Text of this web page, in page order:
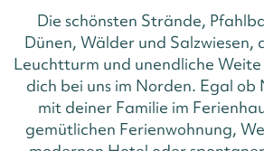
Die schönsten Strände,
Dünen, Wälder und Salzwiesen,
Leuchtturm und unendliche
dich bei uns im Norden. Egal
mit deiner Familie im
gemütlichen Ferienwohnung,